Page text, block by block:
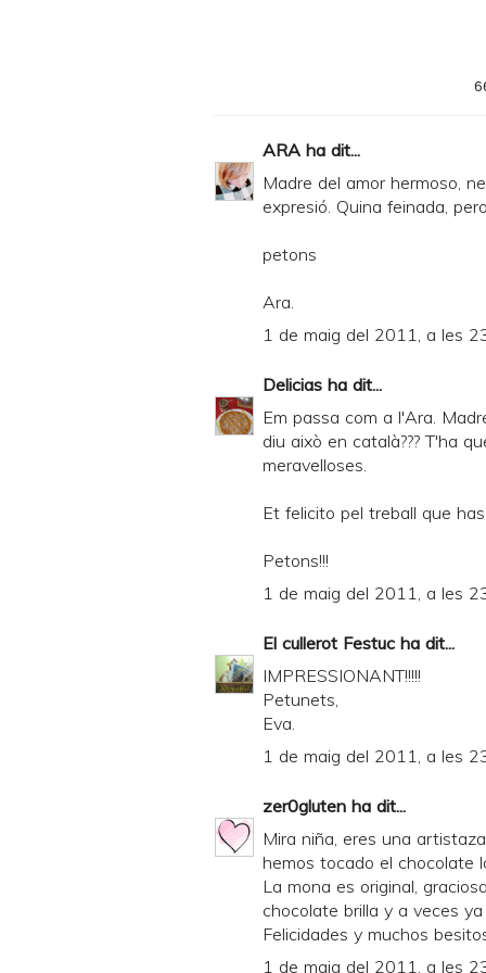
ARA ha dit...
Madre del amor hermoso,
expresió. Quina feinada,
petons
Ara.
1 de maig del 2011, a les
Delicias ha dit...
Em passa com a l'Ara.
diu això en català??? T'ha
meravelloses.
Et felicito pel treball que
Petons!!!
1 de maig del 2011, a les
El cullerot Festuc ha dit...
IMPRESSIONANT!!!!!
Petunets,
Eva.
1 de maig del 2011, a les
zer0gluten ha dit...
Mira niña, eres una
hemos tocado el chocolate
La mona es original,
chocolate brilla y a veces
Felicidades y muchos
1 de maig del 2011, a les